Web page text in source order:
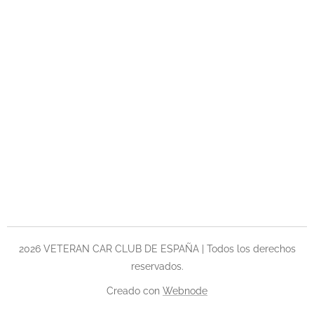
2026 VETERAN CAR CLUB DE ESPAÑA | Todos los derechos
reservados.
Creado con Webnode